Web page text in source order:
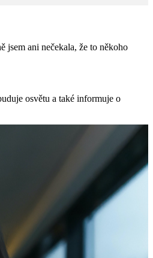
jsem ani nečekala, že to někoho
osvětu a také informuje o